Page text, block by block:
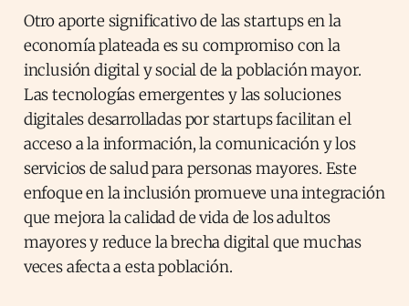
Otro aporte significativo de las startups en la
economía plateada es su compromiso con la
inclusión digital y social de la población mayor.
Las tecnologías emergentes y las soluciones
digitales desarrolladas por startups facilitan el
acceso a la información, la comunicación y los
servicios de salud para personas mayores. Este
enfoque en la inclusión promueve una integración
que mejora la calidad de vida de los adultos
mayores y reduce la brecha digital que muchas
veces afecta a esta población.